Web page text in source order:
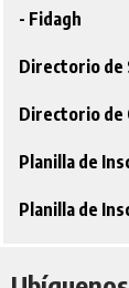
- Fidagh
Directorio de
Directorio de
Planilla de
Planilla de